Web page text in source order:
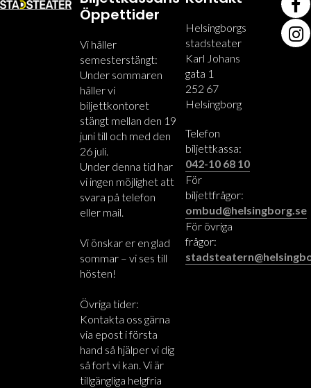
Öppettider
Vi håller
semesterstängt:
Under sommaren
håller vi
biljettkontoret
stängt mellan den 19
juni till och med den
26 juli.
Under denna tid har
vi ingen möjlighet att
svara på telefon
eller mail.
Vi önskar er en glad
sommar – vi ses till
hösten!
Övriga tider:
Kontakta oss gärna
via epost i första
hand så hjälper vi dig
så fort vi kan. Vi är
tillgängliga helgfria
Helsingborgs
stadsteater
Karl Johans
gata 1
252 67
Helsingborg
Telefon
biljettkassa:
042-10 68 10
För
biljettfrågor:
ombud@helsingborg.se
För övriga
frågor: